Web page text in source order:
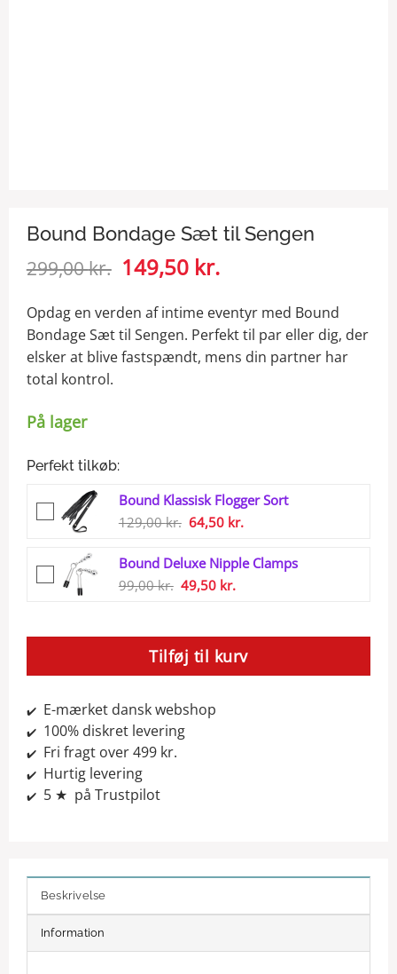
Bound Bondage Sæt til Sengen
299,00kr. Den
oprindelige
pris
var:
299,00 kr..
149,50 kr.
aktuelle
pris
er:
149,50 kr..
Opdag en verden af intime eventyr med Bound
Bondage Sæt til Sengen. Perfekt til par eller dig, der
elsker at blive fastspændt, mens din partner har
total kontrol.
På lager
Perfekt tilkøb:
Bound Klassisk Flogger Sort
129,00kr. Den
pris
var:
64,50 kr.Den
pris
Bound Deluxe Nipple Clamps
99,00kr. Den
var:
99,00 kr..
49,50 kr.Den
er:
Tilføj til kurv
✔️E-mærket dansk webshop
✔️100% diskret levering
✔️Fri fragt over 499 kr.
✔️Hurtig levering
✔️5 ★ på Trustpilot
Beskrivelse
Information